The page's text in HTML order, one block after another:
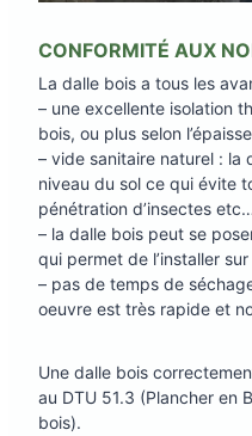
CONFORMITÉ AUX
La dalle bois a tous les
– une excellente isolation
bois, ou plus selon
– vide sanitaire naturel : la
niveau du sol ce qui évite
pénétration d’insectes
– la dalle bois peut se
qui permet de l’installer
– pas de temps de
oeuvre est très rapide et
Une dalle bois
au DTU 51.3 (Plancher en
bois).